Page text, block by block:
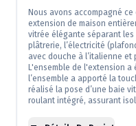
Nous avons accompagné
extension de maison
vitrée élégante séparant
plâtrerie, l’électricité
avec douche à l’italienne
L'ensemble de l'extension
l’ensemble a apporté la
réalisé la pose d’une baie
roulant intégré, assurant